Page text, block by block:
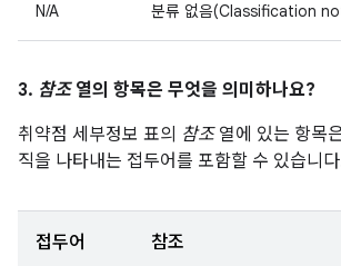
N/A 분류 없음(Classification
3. 참조열의 항목은 무엇을 의미하나요?
취약점 세부정보 표의 참조열에 있는 항목
직을 나타내는 접두어를 포함할 수 있습니
접두어 참조